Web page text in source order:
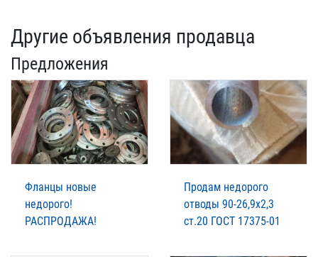
Другие объявления продавца
Предложения
Фланцы новые
недорого!
РАСПРОДАЖА!
Продам недорого
отводы 90-26,9х2,3
ст.20 ГОСТ 17375-01